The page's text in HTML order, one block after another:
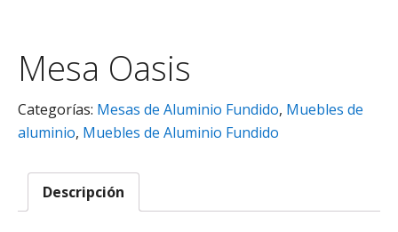
Mesa Oasis
Categorías: Mesas de Aluminio Fundido, Muebles de
aluminio, Muebles de Aluminio Fundido
Descripción